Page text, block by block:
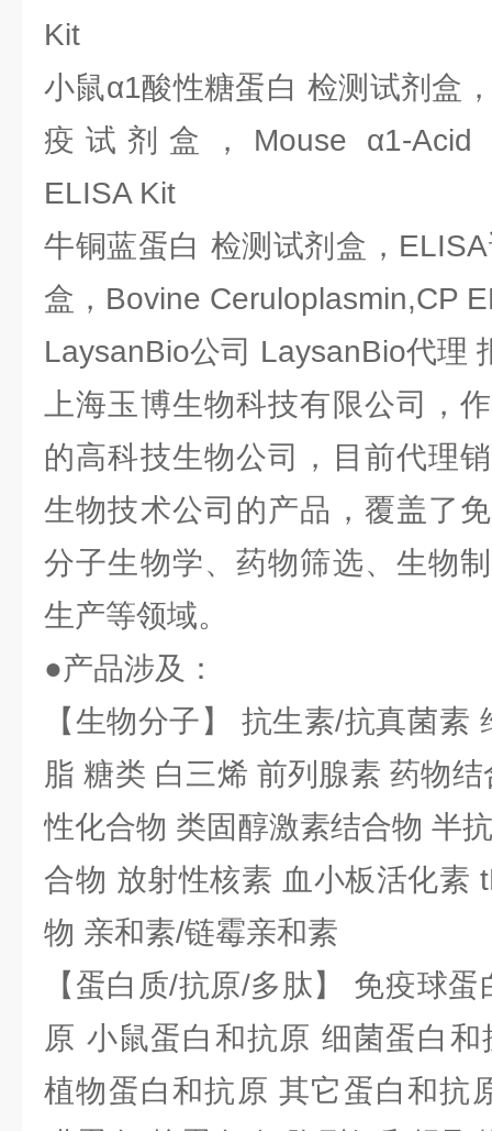
Kit
小鼠α1酸性糖蛋白 检测试剂盒
疫试剂盒，Mouse α1-Acid
ELISA Kit
牛铜蓝蛋白 检测试剂盒，
盒，Bovine Ceruloplasmin,CP
LaysanBio公司 LaysanBio代理
上海玉博生物科技有限公司，
的高科技生物公司，目前代理
生物技术公司的产品，覆盖了
分子生物学、药物筛选、生物
生产等领域。
●产品涉及：
【生物分子】 抗生素/抗真菌素
脂 糖类 白三烯 前列腺素 药物
性化合物 类固醇激素结合物 半
合物 放射性核素 血小板活化素
物 亲和素/链霉亲和素
【蛋白质/抗原/多肽】 免疫球
原 小鼠蛋白和抗原 细菌蛋白
植物蛋白和抗原 其它蛋白和抗